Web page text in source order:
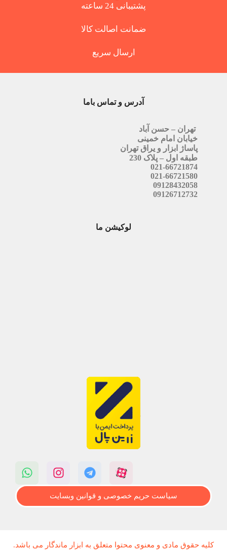
پشتیبانی 24 ساعته
ضمانت اصالت کالا
ارسال سریع
آدرس و تماس باما
تهران – حسن آباد
خیابان امام خمینی
پاساژ ابزار و یراق تهران
طبقه اول – پلاک 230
021-66721874
021-66721580
09128432058
09126712732
لوکیشن ما
سیاست حریم خصوصی و قوانین وبسایت
کلیه حقوق مادی و معنوی محتوا متعلق به ابزار ماندگار می باشد.